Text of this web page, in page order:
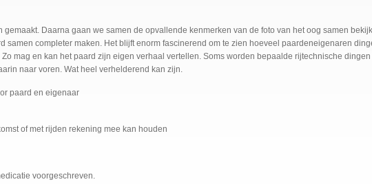
Daarna gaan we samen de opvallende kenmerken van de foto van het oog samen
samen completer maken. Het blijft enorm fascinerend om te zien hoeveel paardeneigenaren
mag en kan het paard zijn eigen verhaal vertellen. Soms worden bepaalde rijtechnische
naar voren. Wat heel verhelderend kan zijn.
paard en eigenaar
of met rijden rekening mee kan houden
voorgeschreven.